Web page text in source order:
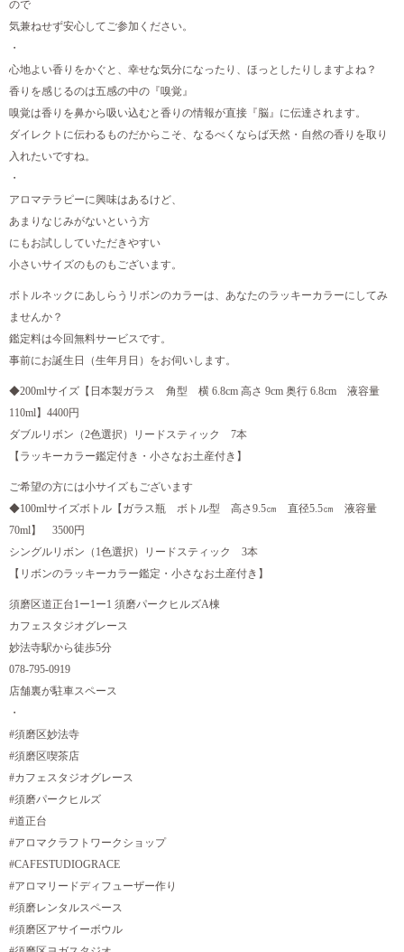
ので
気兼ねせず安心してご参加ください。
・
心地よい香りをかぐと、幸せな気分になったり、ほっとしたりしますよね？
香りを感じるのは五感の中の『嗅覚』
嗅覚は香りを鼻から吸い込むと香りの情報が直接『脳』に伝達されます。
ダイレクトに伝わるものだからこそ、なるべくならば天然・自然の香りを取り
入れたいですね。
・
アロマテラピーに興味はあるけど、
あまりなじみがないという方
にもお試ししていただきやすい
小さいサイズのものもございます。
ボトルネックにあしらうリボンのカラーは、あなたのラッキーカラーにしてみ
ませんか？
鑑定料は今回無料サービスです。
事前にお誕生日（生年月日）をお伺いします。
◆200mlサイズ【日本製ガラス 角型 横 6.8cm 高さ 9cm 奥行 6.8cm 液容量
110ml】4400円
ダブルリボン（2色選択）リードスティック 7本
【ラッキーカラー鑑定付き・小さなお土産付き】
ご希望の方には小サイズもございます
◆100mlサイズボトル【ガラス瓶 ボトル型 高さ9.5㎝ 直径5.5㎝ 液容量
70ml】 3500円
シングルリボン（1色選択）リードスティック 3本
【リボンのラッキーカラー鑑定・小さなお土産付き】
須磨区道正台1ー1ー1 須磨パークヒルズA棟
カフェスタジオグレース
妙法寺駅から徒歩5分
078-795-0919
店舗裏が駐車スペース
・
#須磨区妙法寺
#須磨区喫茶店
#カフェスタジオグレース
#須磨パークヒルズ
#道正台
#アロマクラフトワークショップ
#CAFESTUDIOGRACE
#アロマリードディフューザー作り
#須磨レンタルスペース
#須磨区アサイーボウル